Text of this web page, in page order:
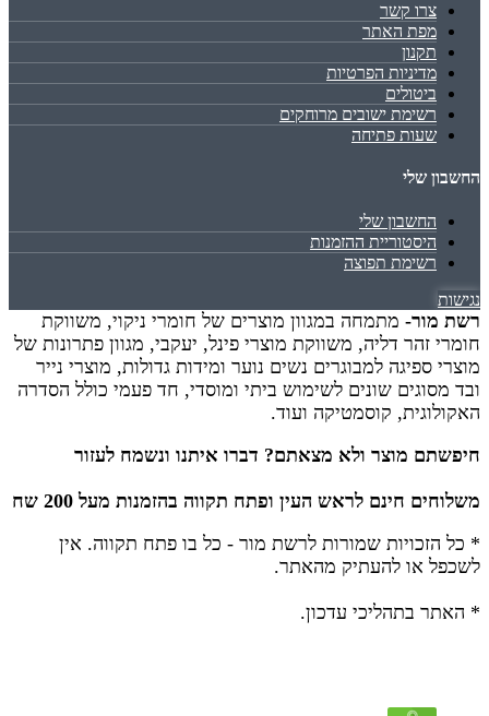
צרו קשר
מפת האתר
תקנון
מדיניות הפרטיות
ביטולים
רשימת ישובים מרוחקים
שעות פתיחה
החשבון שלי
החשבון שלי
היסטוריית ההזמנות
רשימת תפוצה
נגישות
רשת מור- מתמחה במגוון מוצרים של חומרי ניקוי, משווקת
חומרי זהר דליה, משווקת מוצרי פינל, יעקבי, מגוון פתרונות של
מוצרי ספיגה למבוגרים נשים נוער ומידות גדולות, מוצרי נייר
ובד מסוגים שונים לשימוש ביתי ומוסדי, חד פעמי כולל הסדרה
האקולוגית, קוסמטיקה ועוד.
חיפשתם מוצר ולא מצאתם? דברו איתנו ונשמח לעזור
משלוחים חינם לראש העין ופתח תקווה בהזמנות מעל 200 שח
* כל הזכויות שמורות לרשת מור - כל בו פתח תקווה. אין
לשכפל או להעתיק מהאתר.
* האתר בתהליכי עדכון.